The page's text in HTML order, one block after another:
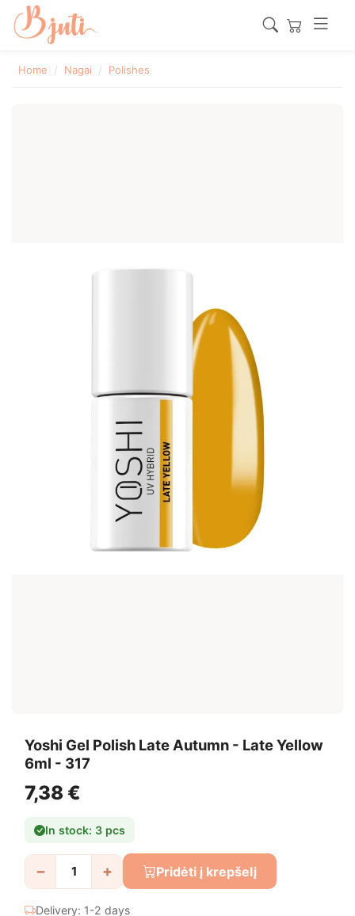
Home Nagai Polishes
Yoshi Gel Polish Late Autumn - Late Yellow
6ml - 317
7,38 €
In stock: 3 pcs
− + Pridėti į krepšelį
Delivery: 1-2 days